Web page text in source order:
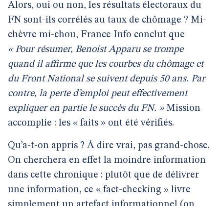
Alors, oui ou non, les résultats électoraux du
FN sont-ils corrélés au taux de chômage ? Mi-
chèvre mi-chou, France Info conclut que
« Pour résumer, Benoist Apparu se trompe
quand il affirme que les courbes du chômage et
du Front National se suivent depuis 50 ans. Par
contre, la perte d’emploi peut effectivement
expliquer en partie le succès du FN. »Mission
accomplie : les « faits » ont été vérifiés.
Qu’a-t-on appris ? À dire vrai, pas grand-chose.
On cherchera en effet la moindre information
dans cette chronique : plutôt que de délivrer
une information, ce « fact-checking » livre